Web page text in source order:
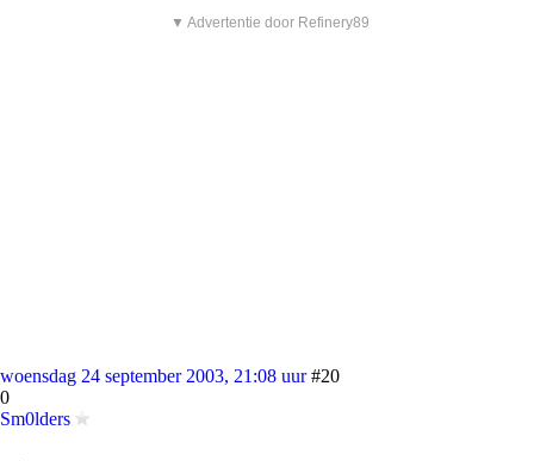
▼ Advertentie door Refinery89
woensdag 24 september 2003, 21:08 uur #20
0
Sm0lders